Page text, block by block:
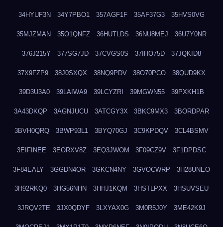
34HYUF3N 34Y7PBO1 357AGF1F 35AF37G3 35HVS0VG
35MJZMAN 35O1QNFZ 36HUTLDS 36NU8MEJ 36U7Y0NR
376J215Y 377SG7JD 37CVGS0S 37IHO75D 37JQKID8
37X9FZP9 38J0SXQX 38NQ9PDV 38O70PCO 38QUD9KX
39D3U3A0 39LAIWA9 39LCYZRI 39MGWN55 39PXKH1B
3A43DKQP 3AGNJUCU 3ATCGY3X 3BKC9MX3 3BORDPAR
3BVH0QRQ 3BWP93L1 3BYQ70GJ 3C9KPDQV 3CL4BSMV
3EIFINEE 3EORXV8Z 3EQ3JWOM 3F09CZ9V 3F1DPDSC
3F84EALY 3GGDN4OR 3GKCN4NY 3GVOCWRP 3H28UNEO
3H92RKQ0 3HG56NHN 3HHJ1KQM 3HSTLPXX 3HSUVSEU
3JRQV2TE 3JX0QDYF 3LXYAX0G 3M0R5J0Y 3ME42K9J